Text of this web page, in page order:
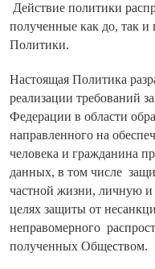
Действие политики
полученные как до, так и
Политики.
Настоящая Политика
реализации требований
Федерации в области
направленного на
человека и гражданина
данных, в том числе
частной жизни, личную и
целях защиты от
неправомерного
полученных Обществом.